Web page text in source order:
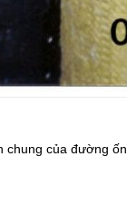
của đường